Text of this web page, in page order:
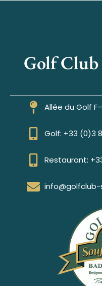
Golf
Allée du Golf
Golf: +33 (0)3
Restaurant: